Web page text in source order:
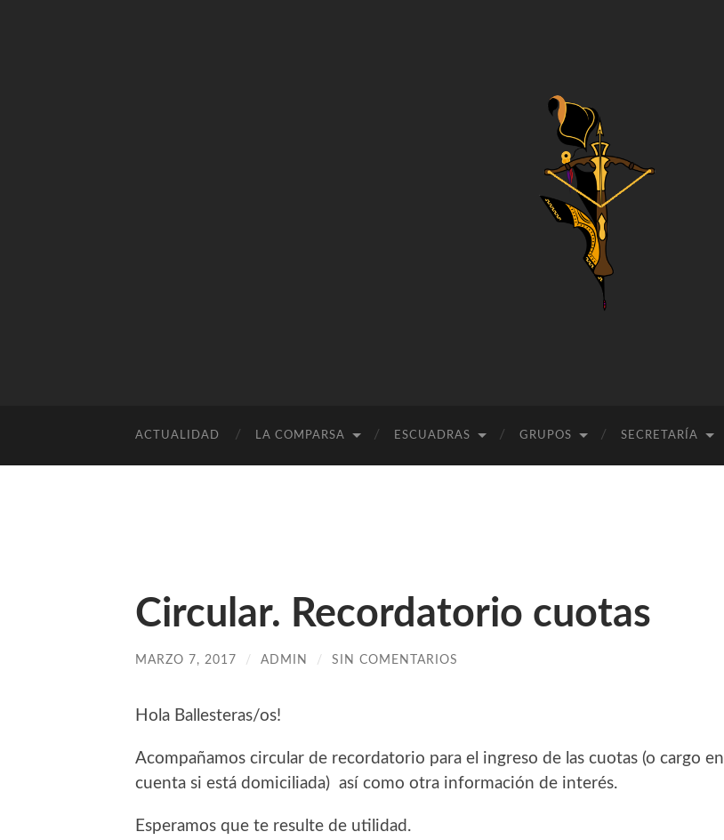
ACTUALIDAD LA COMPARSA ESCUADRAS GRUPOS SECRETARÍA
Circular. Recordatorio cuotas
MARZO 7, 2017 / ADMIN / SIN COMENTARIOS
Hola Ballesteras/os!
Acompañamos circular de recordatorio para el ingreso de las cuotas (o cargo en
cuenta si está domiciliada) así como otra información de interés.
Esperamos que te resulte de utilidad.